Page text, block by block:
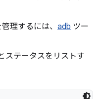
理するには、 adb ツー
ステータスをリストす